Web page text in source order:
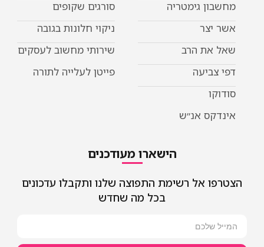
גימטריה
הרב
אנ״ש
סורגים שקופים
ניקוי חלונות בגובה
שירותי מחשוב לעסקים
פייטן לעלייה לתורה
הישארו מעודכנים
אל רשימת התפוצה שלנו ותקבלו עדכונים
בכל מה שחדש